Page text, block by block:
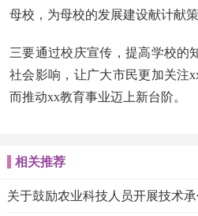
母校，为母校的发展建设献计献策
三要通过校庆宣传，提高学校的
社会影响，让广大市民更加关注
而推动xx教育事业迈上新台阶。
相关推荐
关于鼓励农业科技人员开展技术